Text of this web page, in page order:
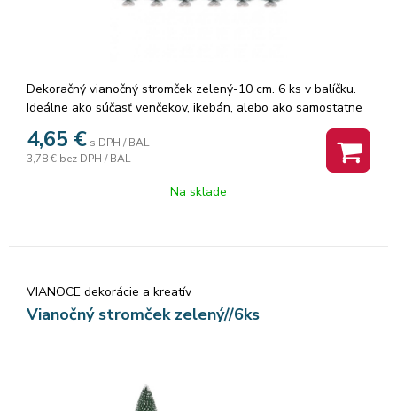
Dekoračný vianočný stromček zelený-10 cm. 6 ks v balíčku.
Ideálne ako súčasť venčekov, ikebán, alebo ako samostatne
stojaca ozdoba. Použiť ich môžete aj napríklad na svoje
vlastné handmade výrobky.
4,65 € s DPH / BAL
3,78 € bez DPH / BAL
Na sklade
VIANOCE dekorácie a kreatív
Vianočný stromček zelený//6ks